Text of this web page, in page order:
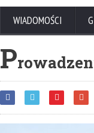
WIADOMOŚCI
P